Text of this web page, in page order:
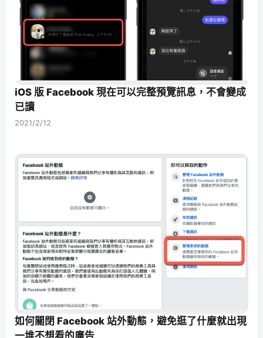
iOS 版 Facebook 現在可以完整預覽訊息，不會變成
已讀
2021/2/12
如何關閉 Facebook 站外動態，避免逛了什麼就出現